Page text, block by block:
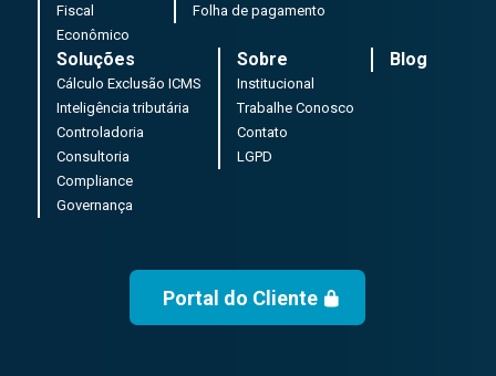
Fiscal
Econômico
Folha de pagamento
Soluções
Cálculo Exclusão ICMS
Inteligência tributária
Controladoria
Consultoria
Compliance
Governança
Sobre
Institucional
Trabalhe Conosco
Contato
LGPD
Blog
Portal do Cliente